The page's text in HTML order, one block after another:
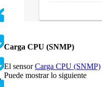
Carga CPU (SNMP)
El sensorCarga CPU (SNMP)
Puede mostrar lo siguiente